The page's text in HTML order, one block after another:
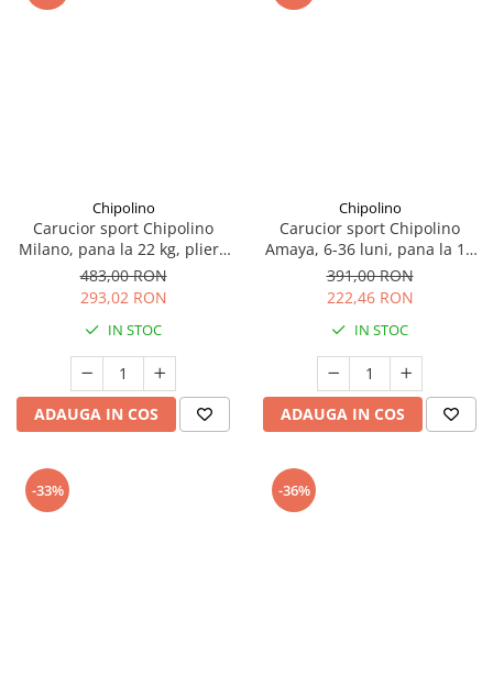
Chipolino
Carucior sport Chipolino
Milano, pana la 22 kg, pliere
cu o singura mana, tip
umbrela, ultra-usor 5.6 kg -
483,00 RON
293,02 RON
IN STOC
ADAUGA IN COS
Chipolino
Carucior sport Chipolino
Amaya, 6-36 luni, pana la 15
kg, pliere cu o singura mana,
tip umbrela, ultra-usor 4.9 kg
391,00 RON
222,46 RON
IN STOC
ADAUGA IN COS
-33% -36%